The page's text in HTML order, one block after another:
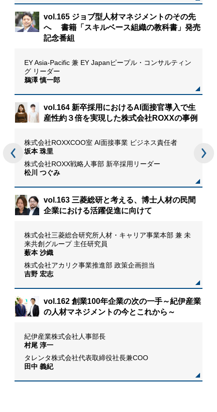
vol.165 ジョブ型人材マネジメントのその先
へ 書籍「スキルベース組織の教科書」発売
記念番組
EY Asia-Pacific 兼 EY Japanピープル・コンサルティン
グ リーダー
鵜澤 慎一郎
vol.164 新卒採用におけるAI面接官導入で生
産性約３倍を実現した株式会社ROXXの事例
株式会社ROXXCOO室 AI面接事業 ビジネス責任者
坂本 珠里
株式会社ROXX戦略人事部 新卒採用リーダー
松川 つぐみ
vol.163 三菱総研と考える、博士人材の民間
企業における活躍促進に向けて
株式会社三菱総合研究所人材・キャリア事業本部 兼 未
来共創グループ 主任研究員
薮本 沙織
株式会社アカリク事業推進部 政策企画担当
吉野 宏志
vol.162 創業100年企業の次の一手～紀伊産業
の人材マネジメントの今とこれから～
紀伊産業株式会社人事部長
村尾 淳一
タレンタ株式会社代表取締役社長兼COO
田中 義紀